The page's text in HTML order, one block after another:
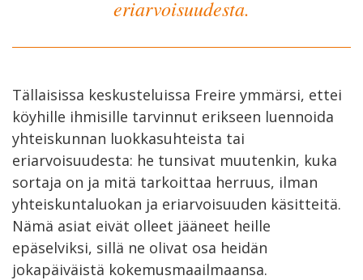
eriarvoisuudesta.
Tällaisissa keskusteluissa Freire ymmärsi, ettei
köyhille ihmisille tarvinnut erikseen luennoida
yhteiskunnan luokkasuhteista tai
eriarvoisuudesta: he tunsivat muutenkin, kuka
sortaja on ja mitä tarkoittaa herruus, ilman
yhteiskuntaluokan ja eriarvoisuuden käsitteitä.
Nämä asiat eivät olleet jääneet heille
epäselviksi, sillä ne olivat osa heidän
jokapäiväistä kokemusmaailmaansa.